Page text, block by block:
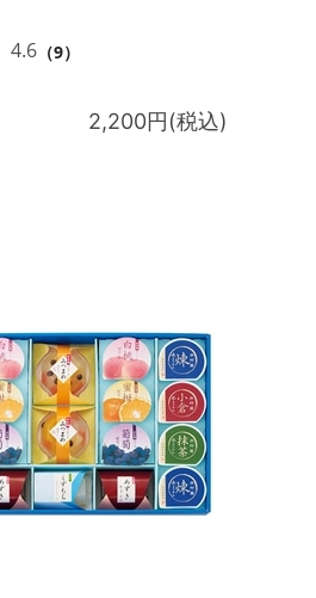
4.6 （9）
2,200円(税込)